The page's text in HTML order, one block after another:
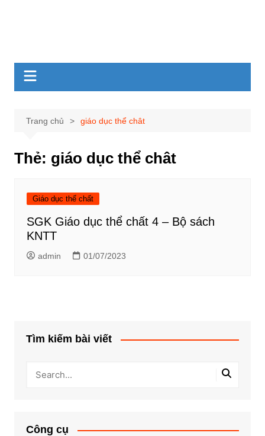
Trang chủ giáo dục thể chât
Thẻ: giáo dục thể chât
Giáo dục thể chất
SGK Giáo dục thể chất 4 – Bộ sách
KNTT
admin 01/07/2023
Tìm kiếm bài viết
Công cụ